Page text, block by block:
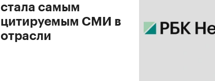
стала самым
цитируемым СМИ в
отрасли